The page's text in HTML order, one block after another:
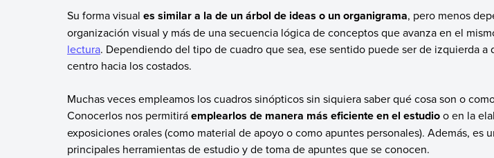
Su forma visual es similar a la de un árbol de ideas o un organigrama, pero menos
organización visual y más de una secuencia lógica de conceptos que avanza en el
lectura. Dependiendo del tipo de cuadro que sea, ese sentido puede ser de izquierda a
centro hacia los costados.
Muchas veces empleamos los cuadros sinópticos sin siquiera saber qué cosa son o
Conocerlos nos permitiráemplearlos de manera más eficiente en el estudioo en la
exposiciones orales (como material de apoyo o como apuntes personales). Además, es
principales herramientas de estudio y de toma de apuntes que se conocen.